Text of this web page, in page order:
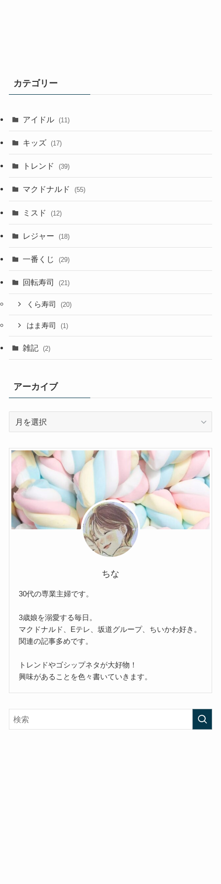
カテゴリー
アイドル (11)
キッズ (17)
トレンド (39)
マクドナルド (55)
ミスド (12)
レジャー (18)
一番くじ (29)
回転寿司 (21)
くら寿司 (20)
はま寿司 (1)
雑記 (2)
アーカイブ
イ
ちな
30代の専業主婦です。
3歳娘を溺愛する毎日。
マクドナルド、Eテレ、坂道グループ、ちいかわ好き。
関連の記事多めです。
トレンドやゴシップネタが大好物！
興味があることを色々書いていきます。